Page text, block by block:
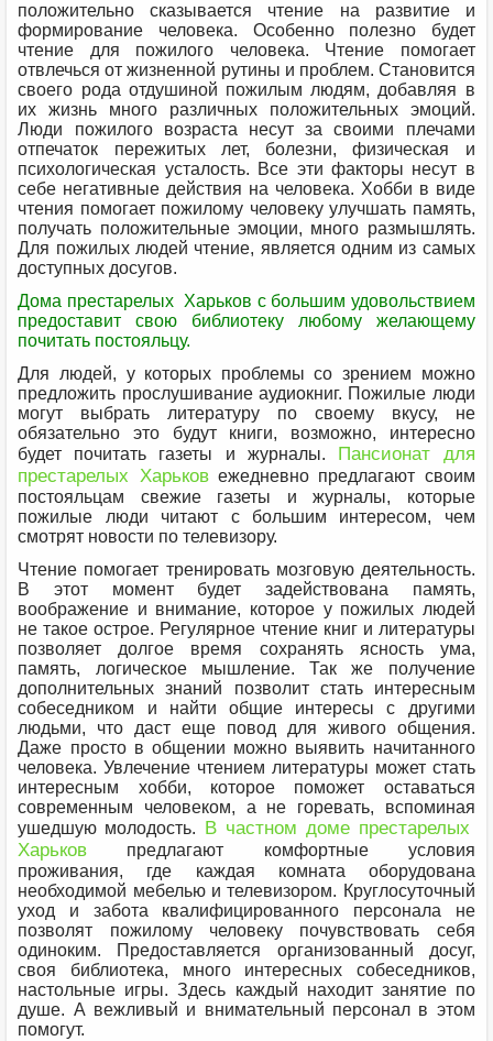
положительно сказывается чтение на развитие и
формирование человека. Особенно полезно будет
чтение для пожилого человека. Чтение помогает
отвлечься от жизненной рутины и проблем. Становится
своего рода отдушиной пожилым людям, добавляя в
их жизнь много различных положительных эмоций.
Люди пожилого возраста несут за своими плечами
отпечаток пережитых лет, болезни, физическая и
психологическая усталость. Все эти факторы несут в
себе негативные действия на человека. Хобби в виде
чтения помогает пожилому человеку улучшать память,
получать положительные эмоции, много размышлять.
Для пожилых людей чтение, является одним из самых
доступных досугов.
Дома престарелых Харьков с большим удовольствием
предоставит свою библиотеку любому желающему
почитать постояльцу.
Для людей, у которых проблемы со зрением можно
предложить прослушивание аудиокниг. Пожилые люди
могут выбрать литературу по своему вкусу, не
обязательно это будут книги, возможно, интересно
будет почитать газеты и журналы. Пансионат для
престарелых Харьковежедневно предлагают своим
постояльцам свежие газеты и журналы, которые
пожилые люди читают с большим интересом, чем
смотрят новости по телевизору.
Чтение помогает тренировать мозговую деятельность.
В этот момент будет задействована память,
воображение и внимание, которое у пожилых людей
не такое острое. Регулярное чтение книг и литературы
позволяет долгое время сохранять ясность ума,
память, логическое мышление. Так же получение
дополнительных знаний позволит стать интересным
собеседником и найти общие интересы с другими
людьми, что даст еще повод для живого общения.
Даже просто в общении можно выявить начитанного
человека. Увлечение чтением литературы может стать
интересным хобби, которое поможет оставаться
современным человеком, а не горевать, вспоминая
ушедшую молодость. В частном доме престарелых
Харьков предлагают комфортные условия
проживания, где каждая комната оборудована
необходимой мебелью и телевизором. Круглосуточный
уход и забота квалифицированного персонала не
позволят пожилому человеку почувствовать себя
одиноким. Предоставляется организованный досуг,
своя библиотека, много интересных собеседников,
настольные игры. Здесь каждый находит занятие по
душе. А вежливый и внимательный персонал в этом
помогут.